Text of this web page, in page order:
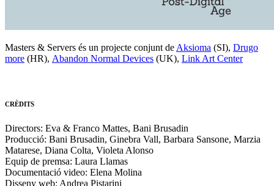
Masters & Servers és un projecte conjunt de Aksioma (SI), Drugo
more (HR), Abandon Normal Devices (UK), Link Art Center
CRÈDITS
Directors: Eva & Franco Mattes, Bani Brusadin
Producció: Bani Brusadin, Ginebra Vall, Barbara Sansone, Marzia
Matarese, Diana Colta, Violeta Alonso
Equip de premsa: Laura Llamas
Documentació video: Elena Molina
Disseny web: Andrea Pistarini